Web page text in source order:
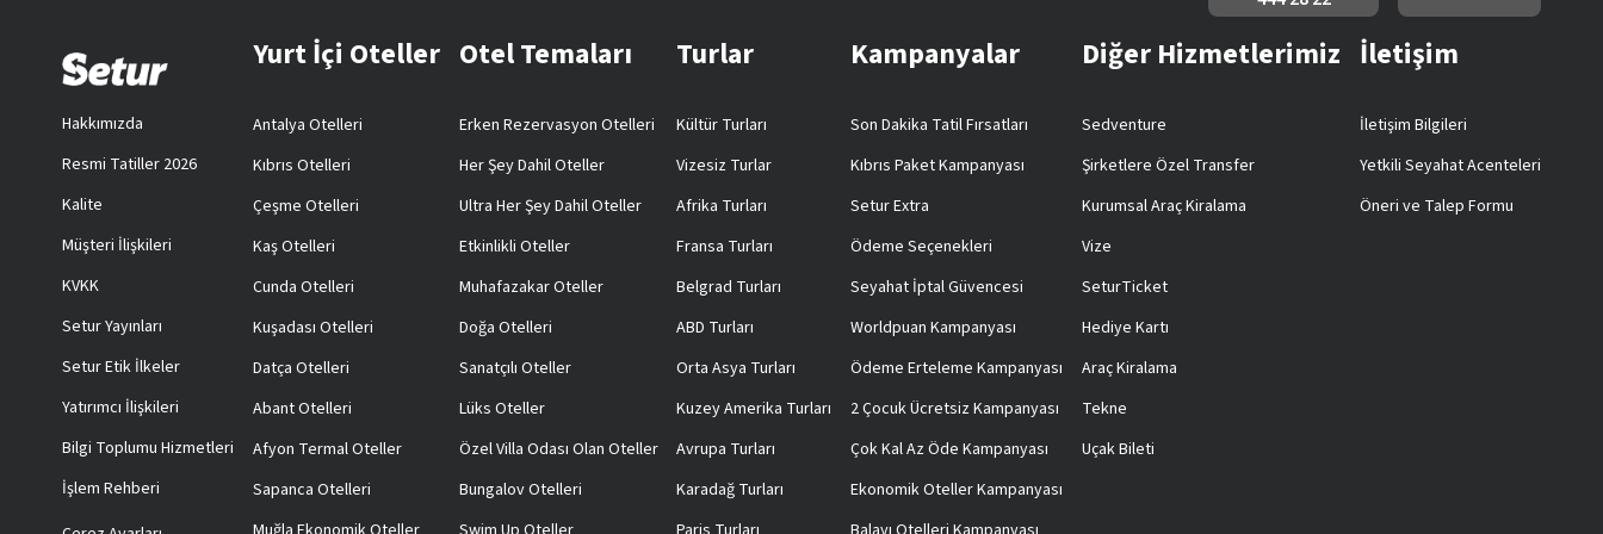
Hakkımızda
Resmi Tatiller 2026
Kalite
Müşteri İlişkileri
KVKK
Setur Yayınları
Setur Etik İlkeler
Yatırımcı İlişkileri
Bilgi Toplumu Hizmetleri
İşlem Rehberi
Yurt İçi Oteller
Antalya Otelleri
Kıbrıs Otelleri
Çeşme Otelleri
Kaş Otelleri
Cunda Otelleri
Kuşadası Otelleri
Datça Otelleri
Abant Otelleri
Afyon Termal Oteller
Sapanca Otelleri
Otel Temaları
Erken Rezervasyon Otelleri
Her Şey Dahil Oteller
Ultra Her Şey Dahil Oteller
Etkinlikli Oteller
Muhafazakar Oteller
Doğa Otelleri
Sanatçılı Oteller
Lüks Oteller
Özel Villa Odası Olan Oteller
Bungalov Otelleri
Turlar
Kültür Turları
Vizesiz Turlar
Afrika Turları
Fransa Turları
Belgrad Turları
ABD Turları
Orta Asya Turları
Kuzey Amerika Turları
Avrupa Turları
Karadağ Turları
Kampanyalar
Son Dakika Tatil Fırsatları
Kıbrıs Paket Kampanyası
Setur Extra
Ödeme Seçenekleri
Seyahat İptal Güvencesi
Worldpuan Kampanyası
Ödeme Erteleme Kampanyası
2 Çocuk Ücretsiz Kampanyası
Çok Kal Az Öde Kampanyası
Ekonomik Oteller Kampanyası
Diğer Hizmetlerimiz
Sedventure
Şirketlere Özel Transfer
Kurumsal Araç Kiralama
Vize
SeturTicket
Hediye Kartı
Araç Kiralama
Tekne
Uçak Bileti
İletişim
İletişim Bilgileri
Yetkili Seyahat Acenteleri
Öneri ve Talep Formu